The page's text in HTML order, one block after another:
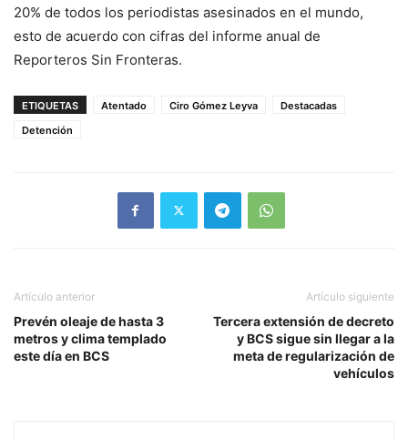
20% de todos los periodistas asesinados en el mundo,
esto de acuerdo con cifras del informe anual de
Reporteros Sin Fronteras.
ETIQUETAS Atentado Ciro Gómez Leyva
Destacadas
Detención
Artículo anterior
Prevén oleaje de hasta 3
metros y clima templado
este día en BCS
Artículo siguiente
Tercera extensión de decreto
y BCS sigue sin llegar a la
meta de regularización de
vehículos